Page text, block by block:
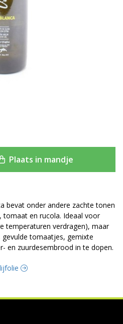
bevat onder andere zachte tonen
en rucola. Ideaal voor
temperaturen verdragen), maar
tomaatjes, gemixte
en zuurdesembrood in te dopen.
Plaats in mandje